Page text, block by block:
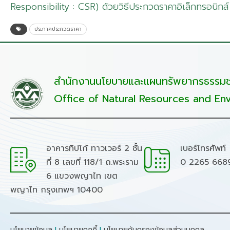
Responsibility : CSR) ด้วยวิธีประกวดราคาอิเล็กทรอนิ
ประกาศประกวดราคา
สำนักงานนโยบายและแผนทรัพยากรธรร
Office of Natural Resources and
อาคารทิปโก้ ทาวเวอร์ 2 ชั้น
ที่ 8 เลขที่ 118/1 ถ.พระราม
6 แขวงพญาไท เขต
พญาไท กรุงเทพฯ 10400
เบอร์โทรศัพท์
0 2265